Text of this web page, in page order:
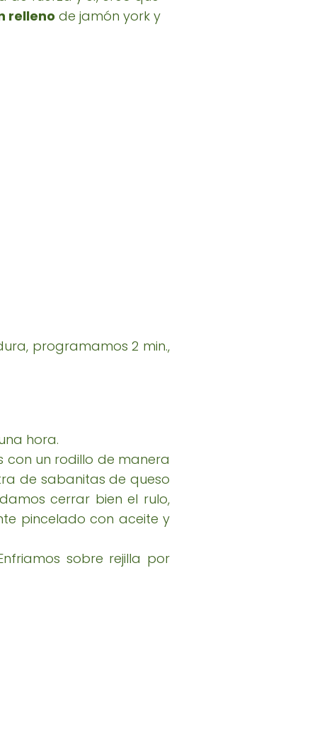
relleno de jamón york y
programamos 2 min.,
hora.
con un rodillo de manera
de sabanitas de queso
cerrar bien el rulo,
pincelado con aceite y
sobre rejilla por